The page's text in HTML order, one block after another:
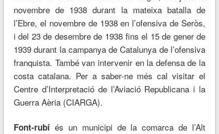
novembre de 1938 durant la mateixa batalla de
l’Ebre, el novembre de 1938 en l’ofensiva de Seròs,
i del 23 de desembre de 1938 fins el 15 de gener de
1939 durant la campanya de Catalunya de l’ofensiva
franquista. També van intervenir en la defensa de la
costa catalana. Per a saber-ne més cal visitar el
Centre d’Interpretació de l’Aviació Republicana i la
Guerra Aèria (CIARGA).
Font-rubíés un municipi de la comarca de l’Alt